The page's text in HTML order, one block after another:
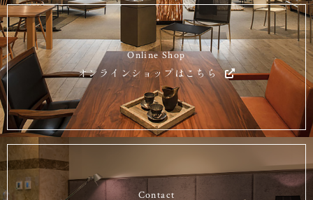
Online Shop
オンラインショップはこちら
Contact